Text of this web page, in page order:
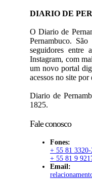
DIARIO DE
O Diario de
Pernambuco.
seguidores entre
Instagram, com
um novo portal
acessos no site por
Diario de
1825.
Fale conosco
Fones:
+ 55 81 3320-
+ 55 81 9
Email: